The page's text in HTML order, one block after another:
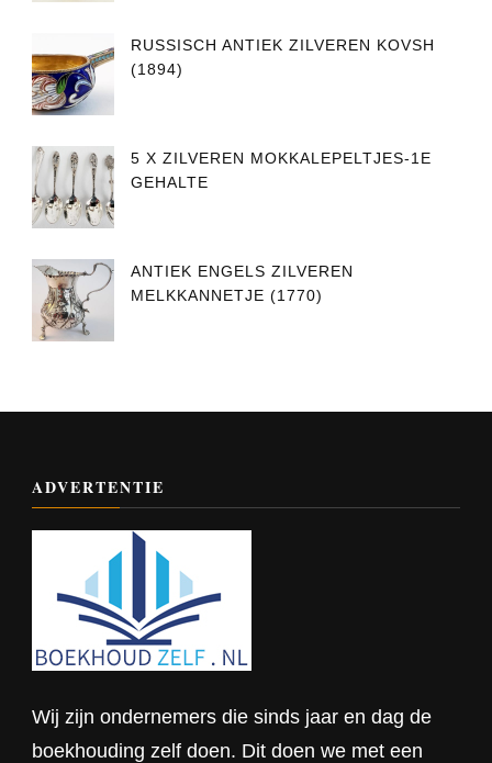
RUSSISCH ANTIEK ZILVEREN KOVSH
(1894)
5 X ZILVEREN MOKKALEPELTJES-1E
GEHALTE
ANTIEK ENGELS ZILVEREN
MELKKANNETJE (1770)
ADVERTENTIE
Wij zijn ondernemers die sinds jaar en dag de
boekhouding zelf doen. Dit doen we met een